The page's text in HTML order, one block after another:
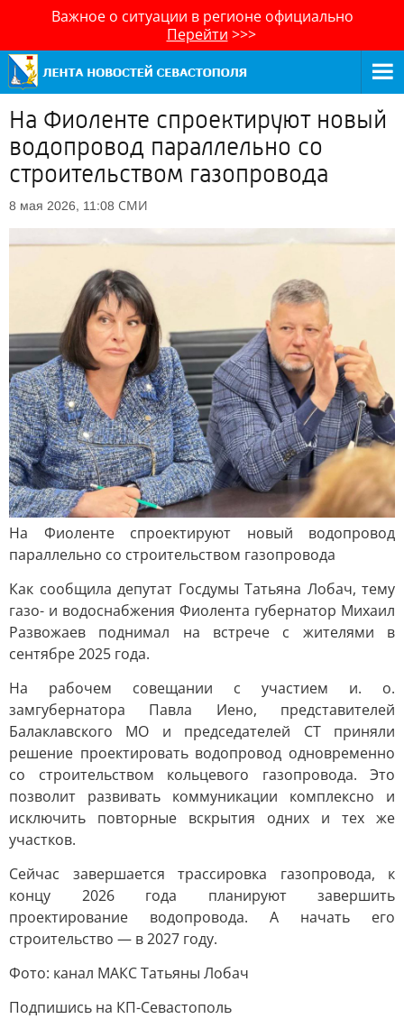
Важное о ситуации в регионе официально
Перейти >>>
На Фиоленте спроектируют новый
водопровод параллельно со
строительством газопровода
8 мая 2026, 11:08 СМИ
На Фиоленте спроектируют новый водопровод
параллельно со строительством газопровода
Как сообщила депутат Госдумы Татьяна Лобач, тему
газо- и водоснабжения Фиолента губернатор Михаил
Развожаев поднимал на встрече с жителями в
сентябре 2025 года.
На рабочем совещании с участием и. о.
замгубернатора Павла Иено, представителей
Балаклавского МО и председателей СТ приняли
решение проектировать водопровод одновременно
со строительством кольцевого газопровода. Это
позволит развивать коммуникации комплексно и
исключить повторные вскрытия одних и тех же
участков.
Сейчас завершается трассировка газопровода, к
концу 2026 года планируют завершить
проектирование водопровода. А начать его
строительство — в 2027 году.
Фото: канал МАКС Татьяны Лобач
Подпишись на КП-Севастополь